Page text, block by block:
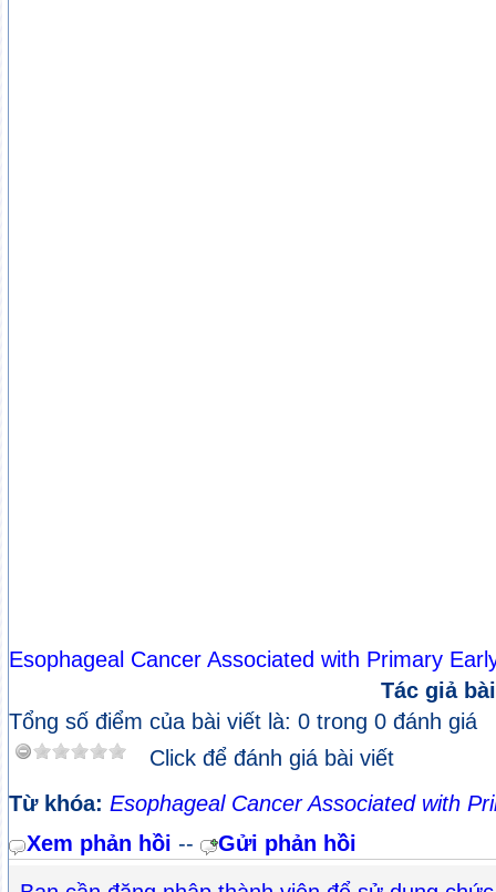
Esophageal Cancer Associated with Primary
Tác giả
Tổng số điểm của bài viết là: 0 trong 0 đánh giá
Click để đánh giá bài viết
Từ khóa: Esophageal Cancer Associated with
Xem phản hồi --
Gửi phản hồi